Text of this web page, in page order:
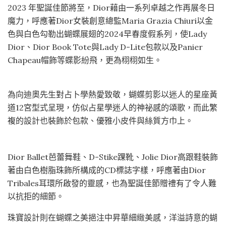
2023 年聖誕佳節將至，Dior藉由一系列卓越之作再展冬日
魔力，呼應著Dior女裝創意總監Maria Grazia Chiuri以金
色與白色勾勒出蝴蝶展翅的2024早春度假系列，使Lady
Dior、Dior Book Tote與Lady D-Lite包款以及Panier
Chapeau帽飾等蝶影紛飛，更為栩栩如生。
為向迪奧先生對占卜學熱愛致敬，蝴蝶剪影以迷人的星座黃
道12宮型式呈現，仿似占星學迷人的神祕感的頌歌，而此繁
複的設計也裝飾於包款、優雅小皮件與絲質方巾上。
Dior Ballet芭蕾舞鞋、D-Stike踝靴、Jolie Dior高跟鞋裝飾
著由白色樹脂珠飾所構成的CD標誌字樣，呼應著由Dior
Tribales耳環所啟發的靈感，也為聖誕佳節贈禮有了令人難
以抗拒的細節。
珠寶設計則在蝴蝶之美挹注中昇華細緻美感，洋溢詩意的蝴